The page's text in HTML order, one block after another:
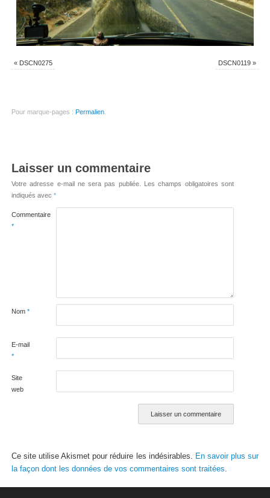
« DSCN0275 DSCN0119 »
Pour marque-pages : Permalien.
Laisser un commentaire
Votre adresse e-mail ne sera pas publiée.
Les champs obligatoires sont
indiqués avec *
Commentaire
*
Nom *
E-mail
*
Site
web
Ce site utilise Akismet pour réduire les indésirables. En savoir plus sur
la façon dont les données de vos commentaires sont traitées.